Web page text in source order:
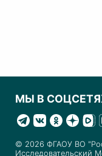
МЫ В
© 2026 ФГАОУ ВО
Исследовательский